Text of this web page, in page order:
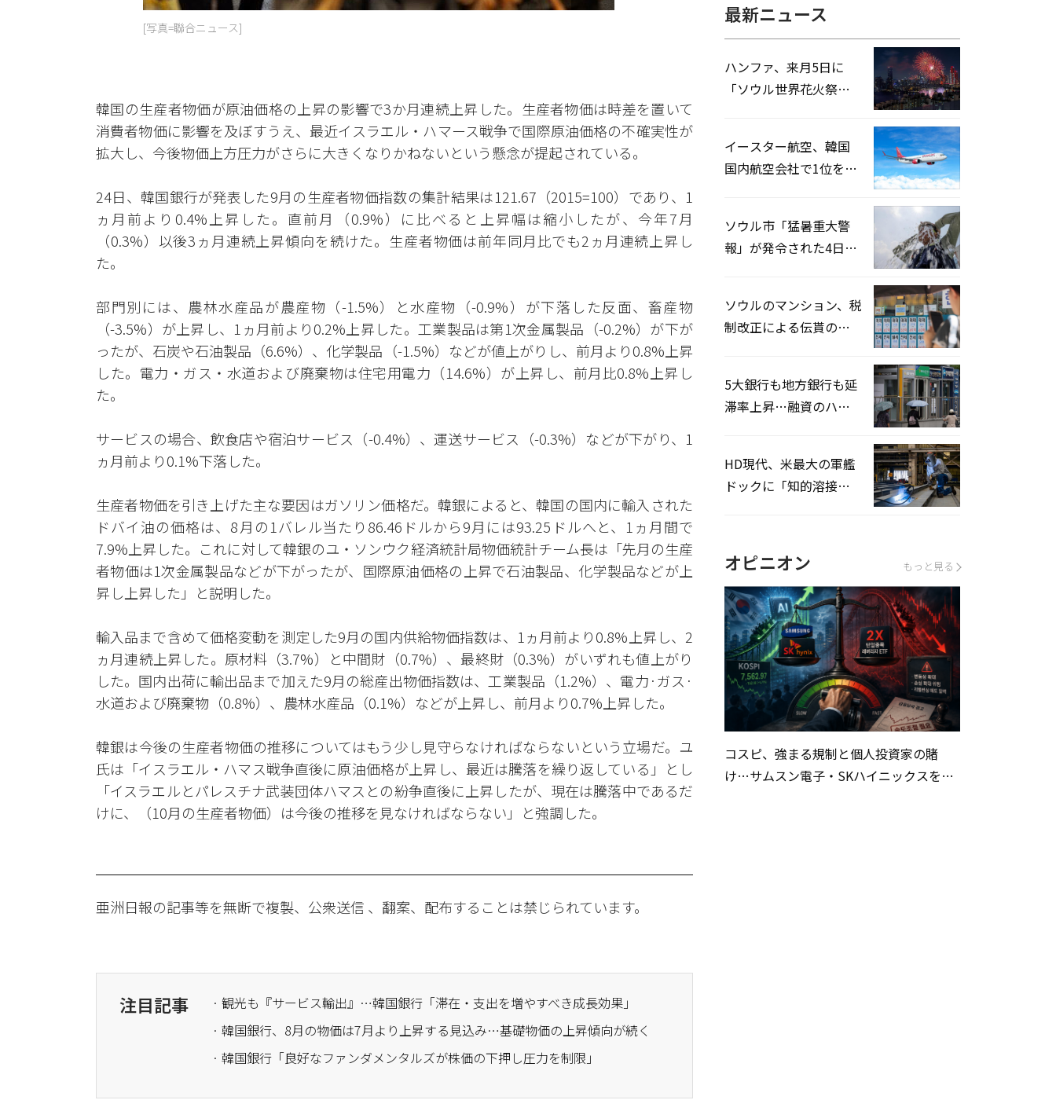
[写真=聯合ニュース]
韓国の生産者物価が原油価格の上昇の影響で3か月連続上昇した。生産者物価は時差を置いて
消費者物価に影響を及ぼすうえ、最近イスラエル・ハマース戦争で国際原油価格の不確実性が
拡大し、今後物価上方圧力がさらに大きくなりかねないという懸念が提起されている。
24日、韓国銀行が発表した9月の生産者物価指数の集計結果は121.67（2015=100）であり、1
ヵ月前より0.4%上昇した。直前月（0.9%）に比べると上昇幅は縮小したが、今年7月
（0.3%）以後3ヵ月連続上昇傾向を続けた。生産者物価は前年同月比でも2ヵ月連続上昇し
た。
部門別には、農林水産品が農産物（-1.5%）と水産物（-0.9%）が下落した反面、畜産物
（-3.5%）が上昇し、1ヵ月前より0.2%上昇した。工業製品は第1次金属製品（-0.2%）が下が
ったが、石炭や石油製品（6.6%）、化学製品（-1.5%）などが値上がりし、前月より0.8%上昇
した。電力・ガス・水道および廃棄物は住宅用電力（14.6%）が上昇し、前月比0.8%上昇し
た。
サービスの場合、飲食店や宿泊サービス（-0.4%）、運送サービス（-0.3%）などが下がり、1
ヵ月前より0.1%下落した。
生産者物価を引き上げた主な要因はガソリン価格だ。韓銀によると、韓国の国内に輸入された
ドバイ油の価格は、8月の1バレル当たり86.46ドルから9月には93.25ドルへと、1ヵ月間で
7.9%上昇した。これに対して韓銀のユ・ソンウク経済統計局物価統計チーム長は「先月の生産
者物価は1次金属製品などが下がったが、国際原油価格の上昇で石油製品、化学製品などが上
昇し上昇した」と説明した。
輸入品まで含めて価格変動を測定した9月の国内供給物価指数は、1ヵ月前より0.8%上昇し、2
ヵ月連続上昇した。原材料（3.7%）と中間財（0.7%）、最終財（0.3%）がいずれも値上がり
した。国内出荷に輸出品まで加えた9月の総産出物価指数は、工業製品（1.2%）、電力·ガス·
水道および廃棄物（0.8%）、農林水産品（0.1%）などが上昇し、前月より0.7%上昇した。
韓銀は今後の生産者物価の推移についてはもう少し見守らなければならないという立場だ。ユ
氏は「イスラエル・ハマス戦争直後に原油価格が上昇し、最近は騰落を繰り返している」とし
「イスラエルとパレスチナ武装団体ハマスとの紛争直後に上昇したが、現在は騰落中であるだ
けに、（10月の生産者物価）は今後の推移を見なければならない」と強調した。
亜洲日報の記事等を無断で複製、公衆送信 、翻案、配布することは禁じられています。
注目記事
· 観光も『サービス輸出』…韓国銀行「滞在・支出を増やすべき成長効果」
· 韓国銀行、8月の物価は7月より上昇する見込み…基礎物価の上昇傾向が続く
· 韓国銀行「良好なファンダメンタルズが株価の下押し圧力を制限」
最新ニュース
ハンファ、来月5日に
「ソウル世界花火祭り
イースター航空、韓国
国内航空会社で1位を記
ソウル市「猛暑重大警
報」が発令された4日、
ソウルのマンション、税
制改正による伝貰の月
5大銀行も地方銀行も延
滞率上昇…融資のハー
HD現代、米最大の軍艦
ドックに「知的溶接」
オピニオン もっと見る
コスピ、強まる規制と個人投資家の賭
け…サムスン電子・SKハイニックスを巡